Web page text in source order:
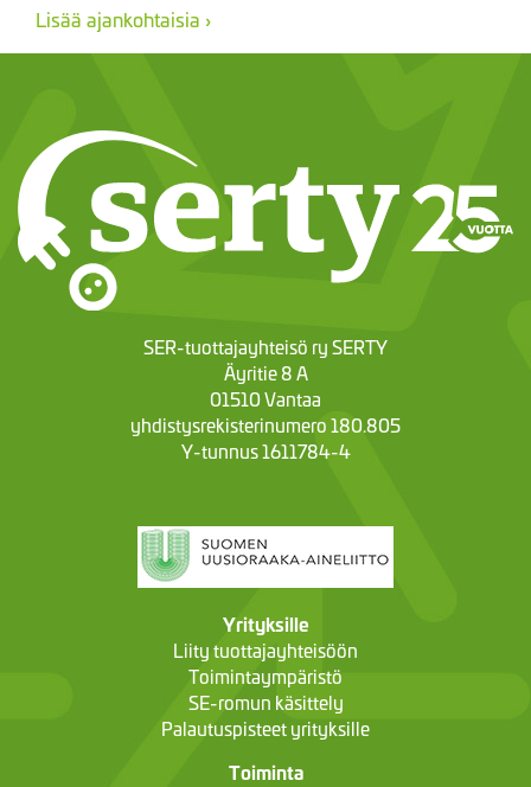
Lisää ajankohtaisia ›
SER-tuottajayhteisö ry SERTY
Äyritie 8 A
01510 Vantaa
yhdistysrekisterinumero 180.805
Y-tunnus 1611784-4
Yrityksille
Liity tuottajayhteisöön
Toimintaympäristö
SE-romun käsittely
Palautuspisteet yrityksille
Toiminta